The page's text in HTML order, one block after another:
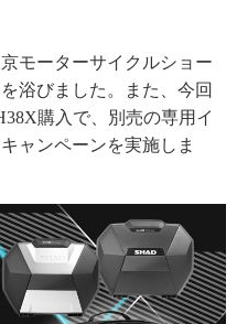
モーターサイクルショー
浴びました。また、今回
購入で、別売の専用イ
ャンペーンを実施しま